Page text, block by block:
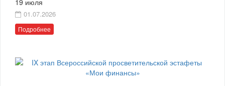
01.07.2026
Подробнее